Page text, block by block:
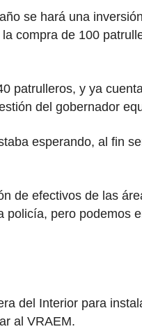
se hará una
compra de 100
patrulleros, y ya
del gobernador
esperando, al fin
de efectivos de las
pero podemos
del Interior para
al VRAEM.